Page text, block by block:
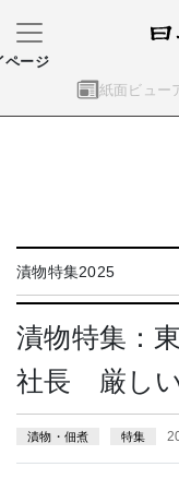
紙面ビュー
ページ
漬物特集2025
漬物特集：
社長 厳しい
漬物・佃煮 特集